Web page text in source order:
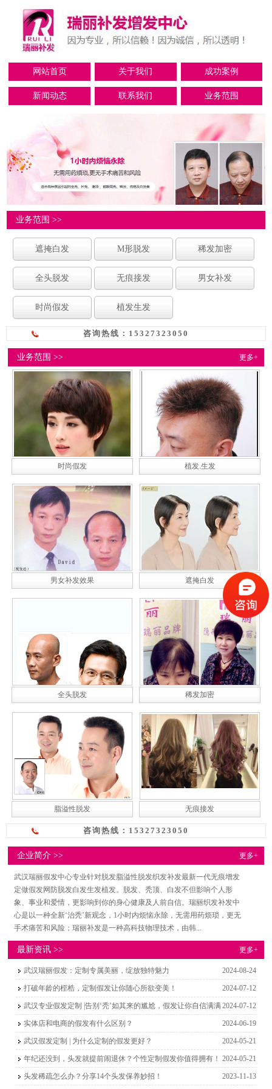
网站首页 关于我们 成功案例
新闻动态 联系我们 业务范围
业务范围 >>
遮掩白发 M形脱发 稀发加密
全头脱发 无痕接发 男女补发
时尚假发 植发生发
咨询热线：15327323050
业务范围 >> 更多+
时尚假发 植发.生发
男女补发效果 遮掩白发
全头脱发 稀发加密
脂溢性脱发 无痕接发
咨询热线：15327323050
企业简介 >> 更多+
武汉瑞丽假发中心专业针对脱发脂溢性脱发织发补发最新一代无痕增发
定做假发网防脱发白发生发植发。脱发、秃顶、白发不但影响个人形
象、事业和爱情，更影响到你的身心健康及人前自信。瑞丽织发补发中
心是以一种全新‘治秃’新观念，1小时内烦恼永除，无需用药烦琐，更无
手术痛苦和风险；瑞丽补发是一种高科技物理技术，由韩...
最新资讯 >> 更多+
2024-08-24
武汉瑞丽假发：定制专属美丽，绽放独特魅力
2024-07-12
打破年龄的桎梏，定制假发让你随心所欲变美！
2024-07-12
武汉专业假发定制 |告别‘秃’如其来的尴尬，假发让你自信满满
2024-06-19
实体店和电商的假发有什么区别？
2024-05-21
武汉假发定制 | 为什么定制的假发更好？
2024-05-21
年纪还没到，头发就提前闹退休？个性定制假发你值得拥有！
2023-11-13
头发稀疏怎么办？分享14个头发保养妙招！